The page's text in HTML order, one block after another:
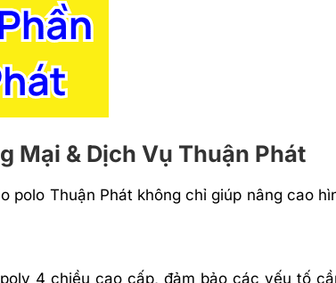
Mại & Dịch Vụ Thuận Phát
Thuận Phát không chỉ giúp nâng cao
4 chiều cao cấp, đảm bảo các yếu tố